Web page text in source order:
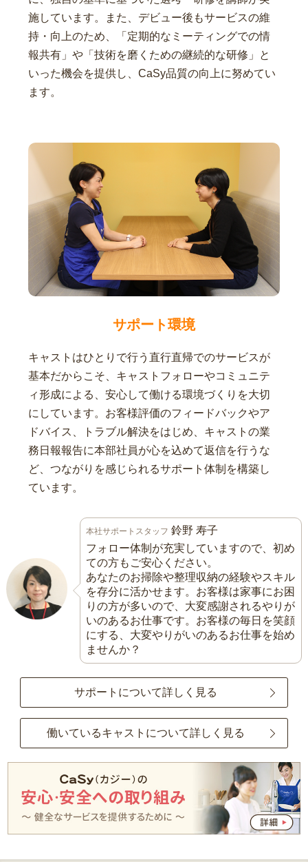
施しています。また、デビュー後もサービスの維
持・向上のため、「定期的なミーティングでの情
報共有」や「技術を磨くための継続的な研修」と
いった機会を提供し、CaSy品質の向上に努めてい
ます。
サポート環境
キャストはひとりで行う直行直帰でのサービスが
基本だからこそ、キャストフォローやコミュニテ
ィ形成による、安心して働ける環境づくりを大切
にしています。お客様評価のフィードバックやア
ドバイス、トラブル解決をはじめ、キャストの業
務日報報告に本部社員が心を込めて返信を行うな
ど、つながりを感じられるサポート体制を構築し
ています。
本社サポートスタッフ 鈴野 寿子
フォロー体制が充実していますので、初め
ての方もご安心ください。
あなたのお掃除や整理収納の経験やスキル
を存分に活かせます。お客様は家事にお困
りの方が多いので、大変感謝されるやりが
いのあるお仕事です。お客様の毎日を笑顔
にする、大変やりがいのあるお仕事を始め
ませんか？
サポートについて詳しく見る
働いているキャストについて詳しく見る